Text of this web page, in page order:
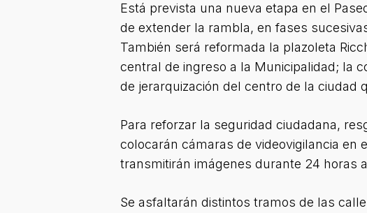
Está prevista una nueva etapa en el
de extender la rambla, en fases
También será reformada la plazoleta
central de ingreso a la Municipalidad; la
de jerarquización del centro de la ciudad
Para reforzar la seguridad ciudadana,
colocarán cámaras de videovigilancia
transmitirán imágenes durante 24 horas
Se asfaltarán distintos tramos de las